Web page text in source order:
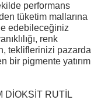
performans
tüketim mallarına
edebileceğiniz
renk
tekliflerinizi pazarda
bir pigmente yatırım
DİOKSİT RUTİL